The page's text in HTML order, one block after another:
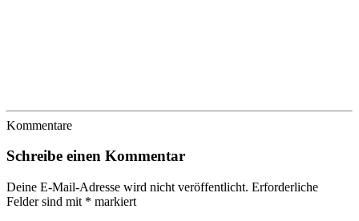
Kommentare
Schreibe einen Kommentar
Deine E-Mail-Adresse wird nicht veröffentlicht. Erforderliche
Felder sind mit * markiert